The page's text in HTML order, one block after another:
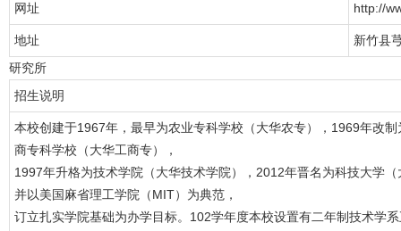
网址 http://
地址
新竹县
研究所
招生说明
本校创建于1967年，最早为农业专科学校（大华农专），1969年改
商专科学校（大华工商专），
1997年升格为技术学院（大华技术学院），2012年晋名为科技大学
并以美国麻省理工学院（MIT）为典范，
订立扎实学院基础为办学目标。102学年度本校设置有二年制技术学